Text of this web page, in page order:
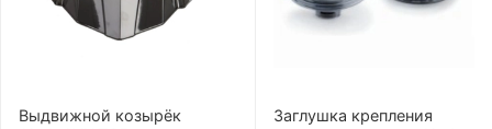
Выдвижной козырёк
Заглушка крепления